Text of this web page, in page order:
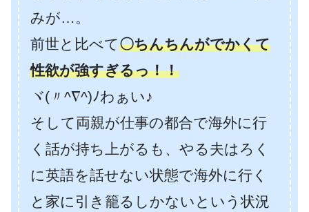
みが…。
前世と比べて〇ちんちんがでかくて
性欲が強すぎるっ！！
ヾ(〃^∇^)ﾉわぁい♪
そして両親が仕事の都合で海外に行
く話が持ち上がるも、やる夫はろく
に英語を話せない状態で海外に行く
と家に引き籠るしかないという状況